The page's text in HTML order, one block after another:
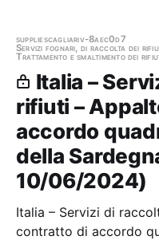
suppliescagliariv-8aec0d7
Servizi fognari, di raccolta dei
Trattamento e smaltimento dei
Italia –
rifiuti –
accordo
della
10/06/2024)
Italia – Servizi di
contratto di accordo